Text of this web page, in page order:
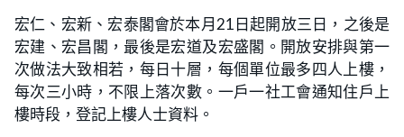
5
.
0
0
%
宏仁、宏新、宏泰閣會於本月21日起開放三日，之後是
宏建、宏昌閣，最後是宏道及宏盛閣。開放安排與第一
次做法大致相若，每日十層，每個單位最多四人上樓，
每次三小時，不限上落次數。一戶一社工會通知住戶上
樓時段，登記上樓人士資料。